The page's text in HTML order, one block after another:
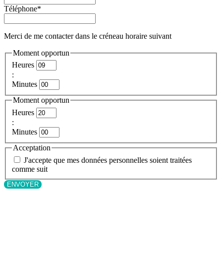
Téléphone*
Merci de me contacter dans le créneau horaire suivant
Moment opportun
Heures
:
Minutes
Moment opportun
Heures
:
Minutes
Acceptation
J'accepte que mes données personnelles soient traitées
comme suit